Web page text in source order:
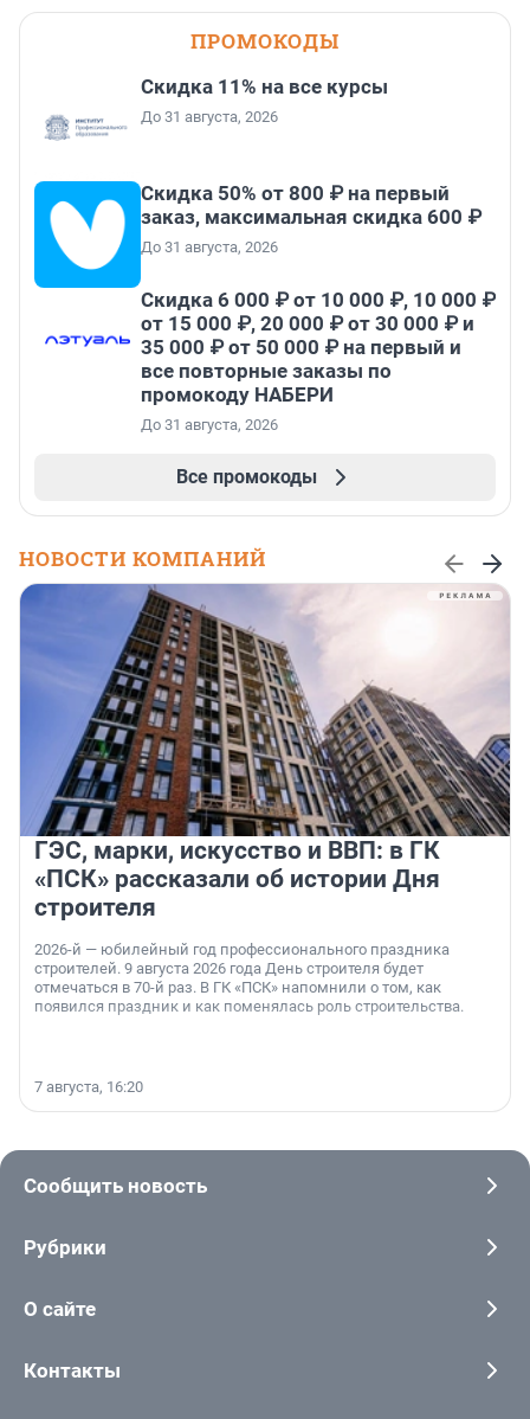
ПРОМОКОДЫ
Скидка 11% на все курсы
До 31 августа, 2026
Скидка 50% от 800 ₽ на первый
заказ, максимальная скидка 600 ₽
До 31 августа, 2026
Скидка 6 000 ₽ от 10 000 ₽, 10 000 ₽
от 15 000 ₽, 20 000 ₽ от 30 000 ₽ и
35 000 ₽ от 50 000 ₽ на первый и
все повторные заказы по
промокоду НАБЕРИ
До 31 августа, 2026
Все промокоды
НОВОСТИ КОМПАНИЙ
ГЭС, марки, искусство и ВВП: в ГК
«ПСК» рассказали об истории Дня
строителя
2026-й — юбилейный год профессионального праздника
строителей. 9 августа 2026 года День строителя будет
отмечаться в 70-й раз. В ГК «ПСК» напомнили о том, как
появился праздник и как поменялась роль строительства.
7 августа, 16:20
Сообщить новость
Рубрики
О сайте
Контакты